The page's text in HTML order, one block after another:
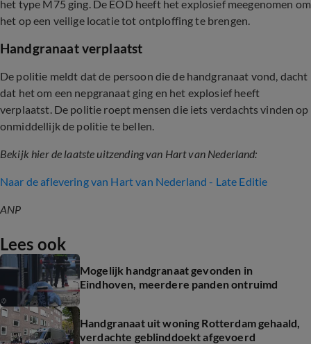
het type M75 ging. De EOD heeft het explosief meegenomen om
het op een veilige locatie tot ontploffing te brengen.
Handgranaat verplaatst
De politie meldt dat de persoon die de handgranaat vond, dacht
dat het om een nepgranaat ging en het explosief heeft
verplaatst. De politie roept mensen die iets verdachts vinden op
onmiddellijk de politie te bellen.
Bekijk hier de laatste uitzending van Hart van Nederland:
Naar de aflevering van Hart van Nederland - Late Editie
ANP
Lees ook
Mogelijk handgranaat gevonden in
Eindhoven, meerdere panden ontruimd
Handgranaat uit woning Rotterdam gehaald,
verdachte geblinddoekt afgevoerd